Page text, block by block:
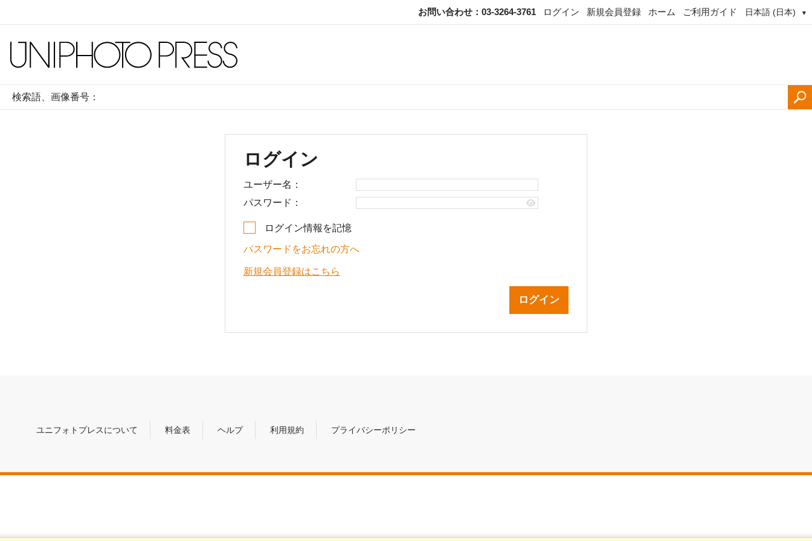
日本語 (日本) ▼
お問い合わせ：03-3264-3761 ログイン 新規会員登録 ホーム ご利用ガイド
検索語、画像番号：
ログイン
ユーザー名：
パスワード：
ログイン情報を記憶
パスワードをお忘れの方へ
新規会員登録はこちら
ユニフォトプレスについて 料金表 ヘルプ 利用規約 プライバシーポリシー